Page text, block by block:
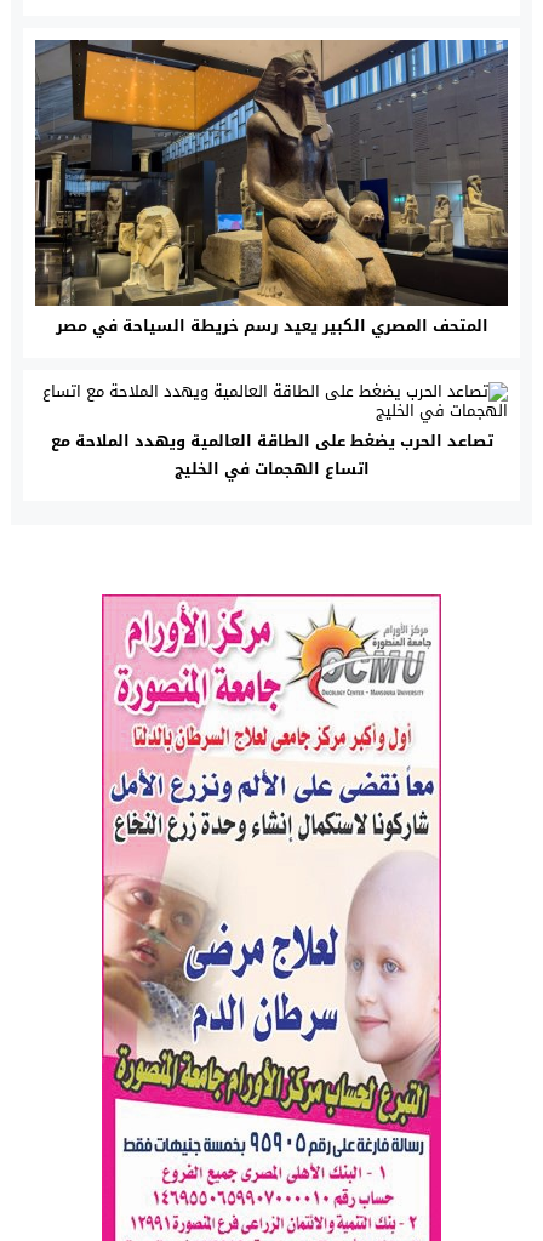
المتحف المصري الكبير يعيد رسم خريطة السياحة في مصر
تصاعد الحرب يضغط على الطاقة العالمية ويهدد الملاحة مع
اتساع الهجمات في الخليج